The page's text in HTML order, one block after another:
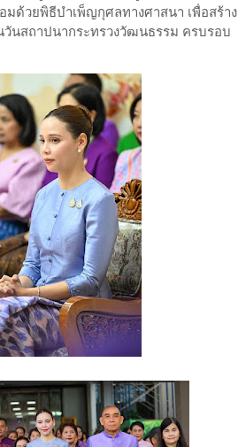
มด้วยพิธีบำเพ็ญกุศลทางศาสนา เพื่อสร้าง
วันสถาปนากระทรวงวัฒนธรรม ครบรอบ